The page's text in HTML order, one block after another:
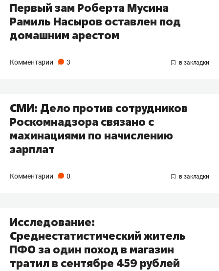
Первый зам Роберта Мусина
Рамиль Насыров оставлен под
домашним арестом
Комментарии 3
СМИ: Дело против сотрудников
Роскомнадзора связано с
махинациями по начислению
зарплат
Комментарии 0
Исследование:
Среднестатистический житель
ПФО за один поход в магазин
тратил в сентябре 459 рублей